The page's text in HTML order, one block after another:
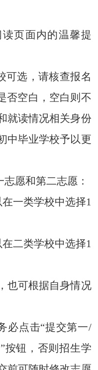
页面内的温馨提
可选，请核查报名
否空白，空白则不
就读情况相关身份
中毕业学校予以更
愿和第二志愿：
一类学校中选择1
二类学校中选择1
也可根据自身情况
必点击“提交第一/
按钮，否则招生学